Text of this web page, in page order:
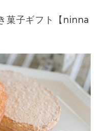
菓子ギフト【ninna